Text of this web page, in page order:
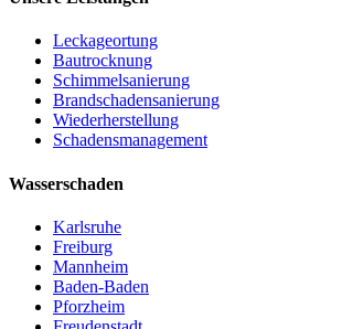
Leckageortung
Bautrocknung
Schimmelsanierung
Brandschadensanierung
Wiederherstellung
Schadensmanagement
Wasserschaden
Karlsruhe
Freiburg
Mannheim
Baden-Baden
Pforzheim